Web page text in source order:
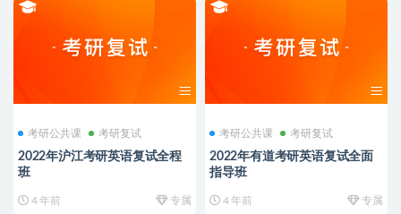
考研公共课 考研复试
2022年沪江考研英语复试全程
班
4 年前 专属
考研公共课 考研复试
2022年有道考研英语复试全面
指导班
4 年前 专属